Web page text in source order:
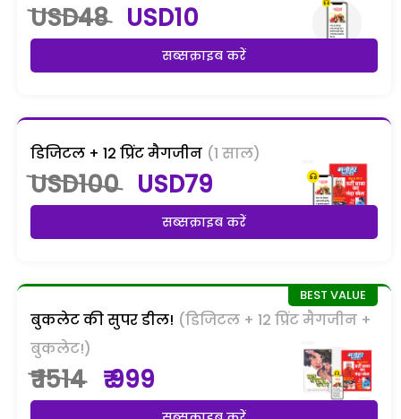
USD48 USD10
सब्सक्राइब करें
डिजिटल + 12 प्रिंट मैगजीन (1 साल)
USD100 USD79
सब्सक्राइब करें
बुकलेट की सुपर डील! (डिजिटल + 12 प्रिंट मैगजीन +
बुकलेट!)
₹ 1514 ₹ 999